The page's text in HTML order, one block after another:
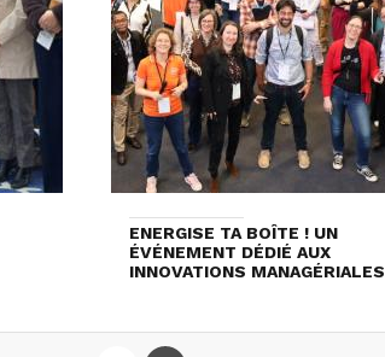
ENERGISE TA BOÎTE ! UN
ÉVÉNEMENT DÉDIÉ AUX
INNOVATIONS MANAGÉRIALES